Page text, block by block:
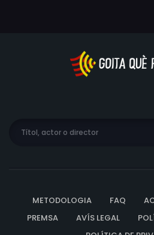
METODOLOGIA FAQ
PREMSA
AVÍS LEGAL